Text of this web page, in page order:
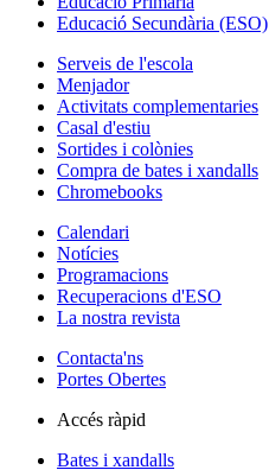
Educació Secundària (ESO)
Serveis de l'escola
Menjador
Activitats complementaries
Casal d'estiu
Sortides i colònies
Compra de bates i xandalls
Chromebooks
Calendari
Notícies
Programacions
Recuperacions d'ESO
La nostra revista
Contacta'ns
Portes Obertes
Accés ràpid
Bates i xandalls